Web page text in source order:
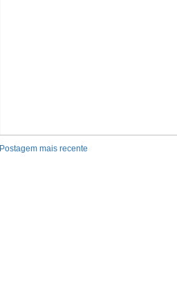
Postagem mais recente